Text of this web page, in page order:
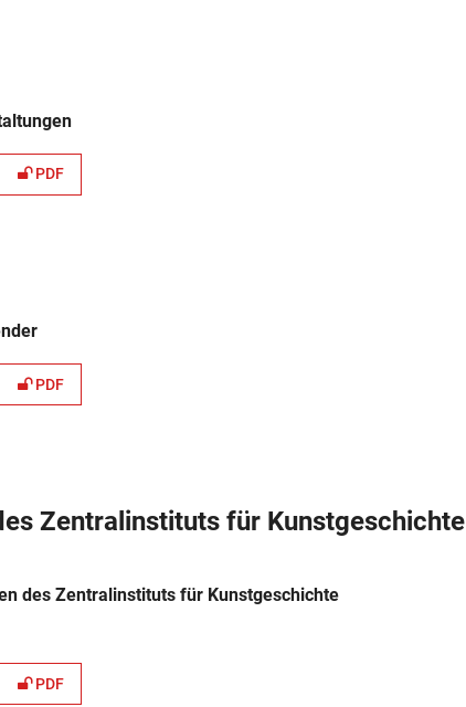
PDF
PDF
Zentralinstituts für Kunstgeschichte
des Zentralinstituts für Kunstgeschichte
PDF